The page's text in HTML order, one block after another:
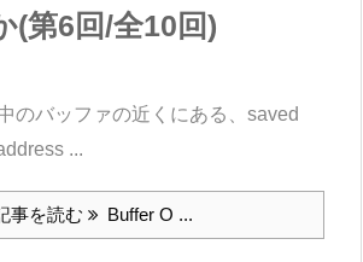
(第6回/全10回)
のバッファの近くにある、saved
...
事を読む Buffer O ...